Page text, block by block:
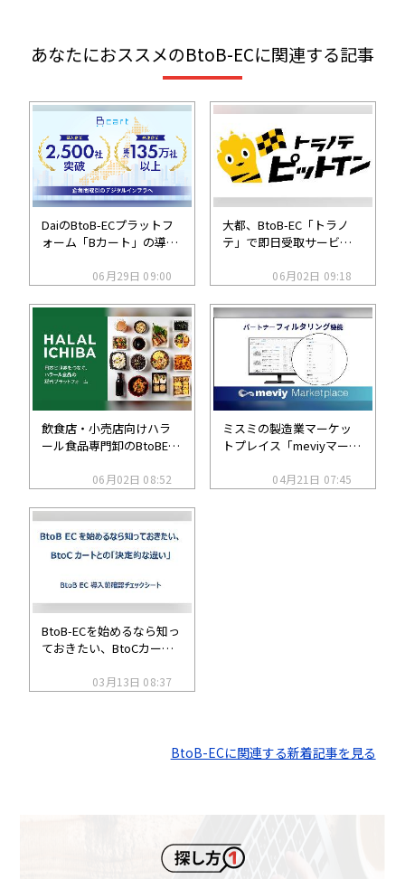
あなたにおススメのBtoB-ECに関連する記事
DaiのBtoB-ECプラットフ
ォーム「Bカート」の導入
手企業は延べ135万社超へ
06月29日 09:00
大都、BtoB-EC「トラノ
テ」で即日受取サービス
ス「トラノテ ピットイ
06月02日 09:18
飲食店・小売店向けハラ
ール食品専門卸のBtoBEC
06月02日 08:52
ミスミの製造業マーケッ
トプレイス「meviyマーケ
や従業員数でパートナー
04月21日 07:45
BtoB-ECを始めるなら知っ
ておきたい、BtoCカート
03月13日 08:37
BtoB-ECに関連する新着記事を見る